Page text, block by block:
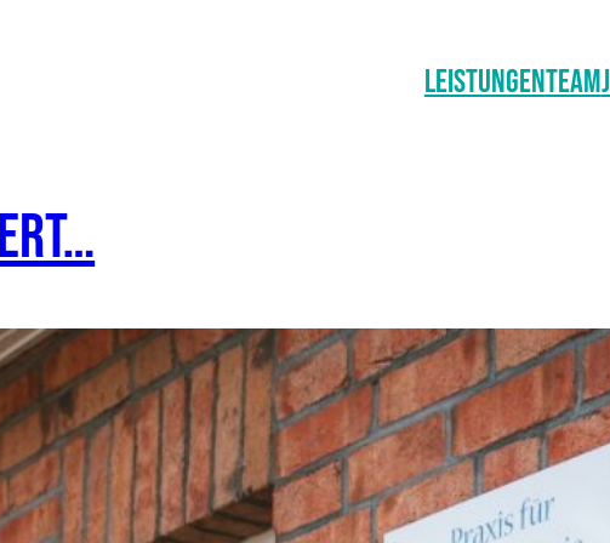
LeistungenTeam